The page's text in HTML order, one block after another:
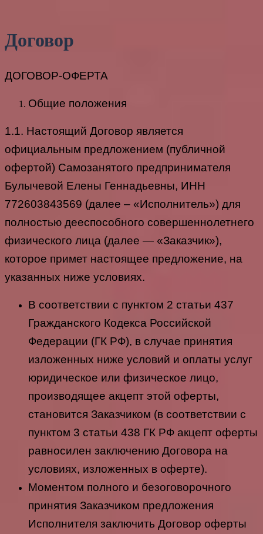
Договор
ДОГОВОР-ОФЕРТА
Общие положения
1.1. Настоящий Договор является
официальным предложением (публичной
офертой) Самозанятого предпринимателя
Булычевой Елены Геннадьевны, ИНН
772603843569 (далее – «Исполнитель») для
полностью дееспособного совершеннолетнего
физического лица (далее — «Заказчик»),
которое примет настоящее предложение, на
указанных ниже условиях.
В соответствии с пунктом 2 статьи 437
Гражданского Кодекса Российской
Федерации (ГК РФ), в случае принятия
изложенных ниже условий и оплаты услуг
юридическое или физическое лицо,
производящее акцепт этой оферты,
становится Заказчиком (в соответствии с
пунктом 3 статьи 438 ГК РФ акцепт оферты
равносилен заключению Договора на
условиях, изложенных в оферте).
Моментом полного и безоговорочного
принятия Заказчиком предложения
Исполнителя заключить Договор оферты